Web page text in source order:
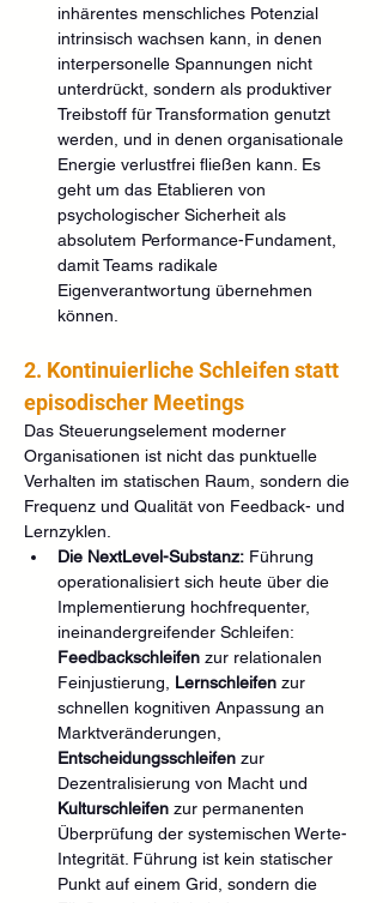
inhärentes menschliches Potenzial
intrinsisch wachsen kann, in denen
interpersonelle Spannungen nicht
unterdrückt, sondern als produktiver
Treibstoff für Transformation genutzt
werden, und in denen organisationale
Energie verlustfrei fließen kann. Es
geht um das Etablieren von
psychologischer Sicherheit als
absolutem Performance-Fundament,
damit Teams radikale
Eigenverantwortung übernehmen
können.
2. Kontinuierliche Schleifen statt
episodischer Meetings
Das Steuerungselement moderner
Organisationen ist nicht das punktuelle
Verhalten im statischen Raum, sondern die
Frequenz und Qualität von Feedback- und
Lernzyklen.
Die NextLevel-Substanz: Führung
operationalisiert sich heute über die
Implementierung hochfrequenter,
ineinandergreifender Schleifen:
Feedbackschleifen zur relationalen
Feinjustierung, Lernschleifen zur
schnellen kognitiven Anpassung an
Marktveränderungen,
Entscheidungsschleifen zur
Dezentralisierung von Macht und
Kulturschleifen zur permanenten
Überprüfung der systemischen Werte-
Integrität. Führung ist kein statischer
Punkt auf einem Grid, sondern die